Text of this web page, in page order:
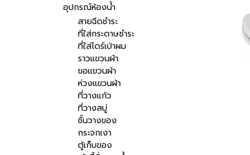
อุปกรณ์ห้องน้ำ
สายฉีดชำระ
ที่ใส่กระดาษชำระ
ที่ใส่ไดร์เป่าผม
ราวแขวนผ้า
ขอแขวนผ้า
ห่วงแขวนผ้า
ที่วางแก้ว
ที่วางสบู่
ชั้นวางของ
กระจกเงา
ตู้เก็บของ